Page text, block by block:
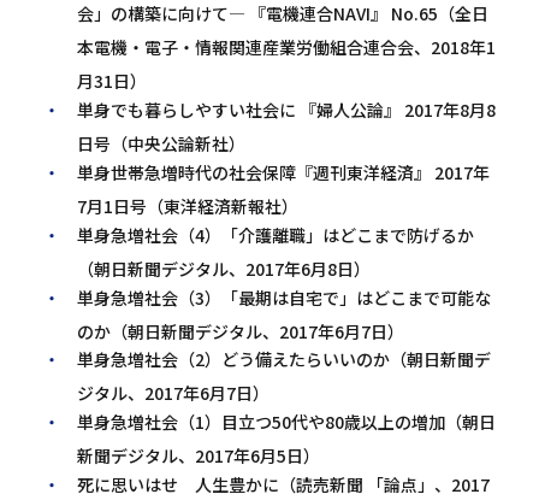
会」の構築に向けて― 『電機連合NAVI』 No.65（全日
本電機・電子・情報関連産業労働組合連合会、2018年1
月31日）
単身でも暮らしやすい社会に 『婦人公論』 2017年8月8
日号（中央公論新社）
単身世帯急増時代の社会保障『週刊東洋経済』 2017年
7月1日号（東洋経済新報社）
単身急増社会（4）「介護離職」はどこまで防げるか
（朝日新聞デジタル、2017年6月8日）
単身急増社会（3）「最期は自宅で」はどこまで可能な
のか（朝日新聞デジタル、2017年6月7日）
単身急増社会（2）どう備えたらいいのか（朝日新聞デ
ジタル、2017年6月7日）
単身急増社会（1）目立つ50代や80歳以上の増加（朝日
新聞デジタル、2017年6月5日）
死に思いはせ 人生豊かに（読売新聞 「論点」、2017